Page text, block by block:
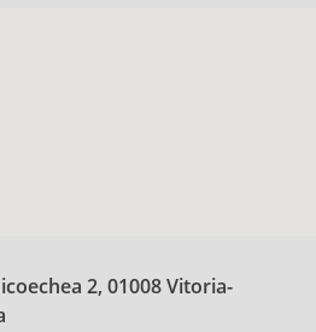
2, 01008 Vitoria-